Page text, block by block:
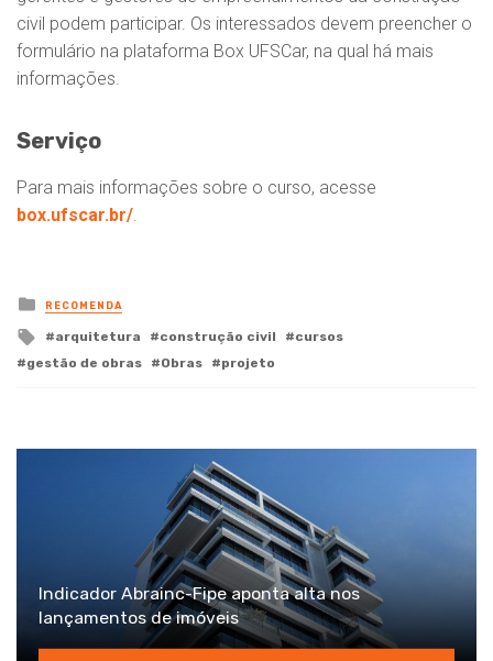
civil podem participar. Os interessados devem preencher o
formulário na plataforma Box UFSCar, na qual há mais
informações.
Serviço
Para mais informações sobre o curso, acesse
box.ufscar.br/
Posted
in
RECOMENDA
Tagged
with
arquitetura construção civil
cursos
gestão de obras
Obras projeto
Indicador Abrainc-Fipe aponta alta nos
lançamentos de imóveis